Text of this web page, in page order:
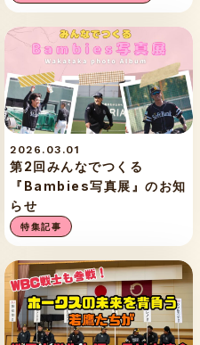
2026.03.01
第2回みんなでつくる
『Bambies写真展』のお知
らせ
特集記事